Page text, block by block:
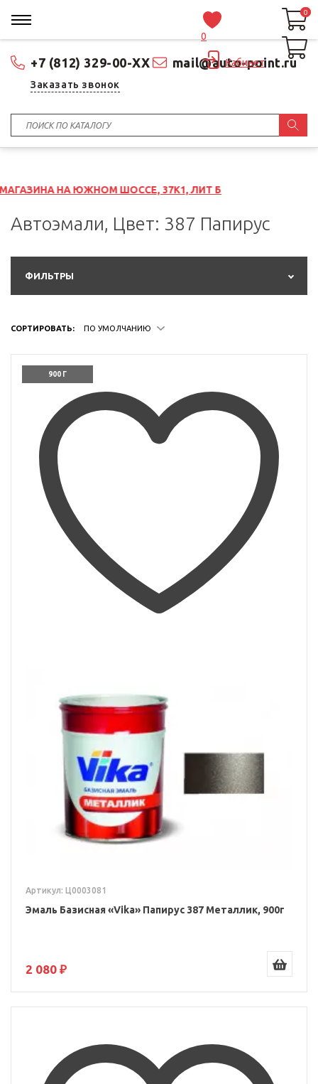
+7 (812) 329-00-XX mail@auto-point.ru
Заказать звонок
0
Кабинет
0
0
ЮЖНОМ ШОССЕ, 37К1, ЛИТ Б
Автоэмали, Цвет: 387 Папирус
ФИЛЬТРЫ
СОРТИРОВАТЬ: ПО УМОЛЧАНИЮ
900 Г
Артикул: Ц0003081
Эмаль Базисная «Vika» Папирус 387 Металлик, 900г
2 080 ₽